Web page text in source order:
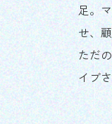
足。
せ、
ただ
イブ